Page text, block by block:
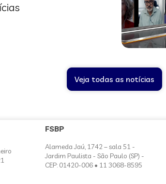
Veja todas as notícias
FSBP
Alameda Jaú, 1742 – sala 51 -
Jardim Paulista - São Paulo (SP) -
CEP: 01420-006 • 11 3068-8595